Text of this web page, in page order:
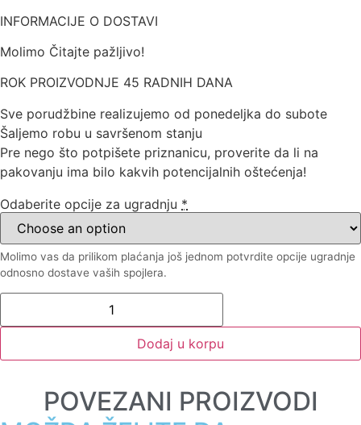
INFORMACIJE O DOSTAVI
Molimo Čitajte pažljivo!
ROK PROIZVODNJE 45 RADNIH DANA
Sve porudžbine realizujemo od ponedeljka do subote
Šaljemo robu u savršenom stanju
Pre nego što potpišete priznanicu, proverite da li na
pakovanju ima bilo kakvih potencijalnih oštećenja!
Odaberite opcije za ugradnju *
Molimo vas da prilikom plaćanja još jednom potvrdite opcije ugradnje
odnosno dostave vaših spojlera.
Dodaj u korpu
POVEZANI PROIZVODI